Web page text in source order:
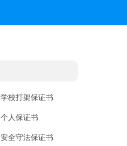
学校打架保证书
个人保证书
安全守法保证书